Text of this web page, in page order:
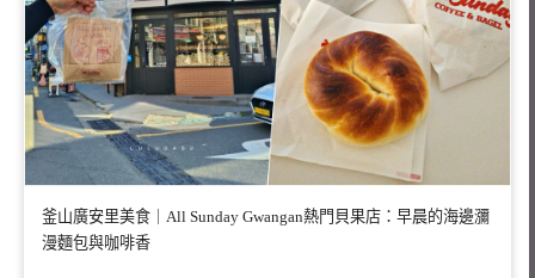
釜山廣安里美食｜All Sunday Gwangan熱門貝果店：早晨的海邊瀰
漫麵包與咖啡香